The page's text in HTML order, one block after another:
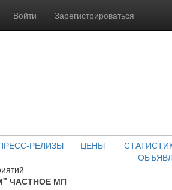
Войти Зарегистрироваться
РЕЛИЗЫ ЦЕНЫ
ЧАСТНОЕ МП